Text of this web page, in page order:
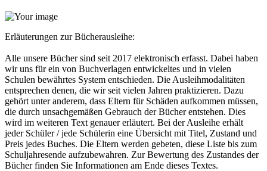
Erläuterungen zur Bücherausleihe:
Alle unsere Bücher sind seit 2017 elektronisch erfasst. Dabei haben
wir uns für ein von Buchverlagen entwickeltes und in vielen
Schulen bewährtes System entschieden. Die Ausleihmodalitäten
entsprechen denen, die wir seit vielen Jahren praktizieren. Dazu
gehört unter anderem, dass Eltern für Schäden aufkommen müssen,
die durch unsachgemäßen Gebrauch der Bücher entstehen. Dies
wird im weiteren Text genauer erläutert. Bei der Ausleihe erhält
jeder Schüler / jede Schülerin eine Übersicht mit Titel, Zustand und
Preis jedes Buches. Die Eltern werden gebeten, diese Liste bis zum
Schuljahresende aufzubewahren. Zur Bewertung des Zustandes der
Bücher finden Sie Informationen am Ende dieses Textes.